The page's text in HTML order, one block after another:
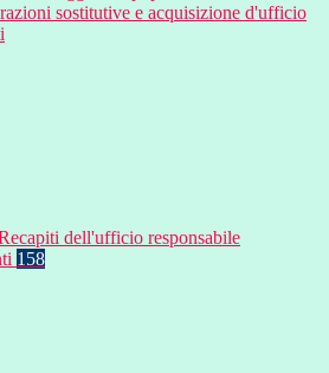
sostitutive e acquisizione d'ufficio
dell'ufficio responsabile
158